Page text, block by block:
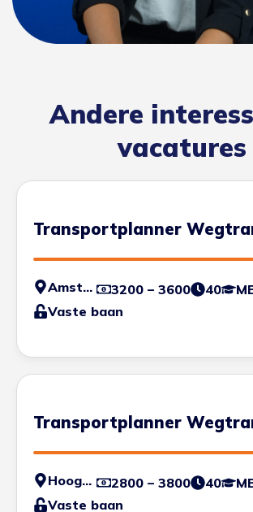
Andere
vacatures
Transportplanner
Amsterdam 3200 – 3600 40
Vaste baan
Transportplanner
Hoogvliet 2800 – 3800 40
Vaste baan